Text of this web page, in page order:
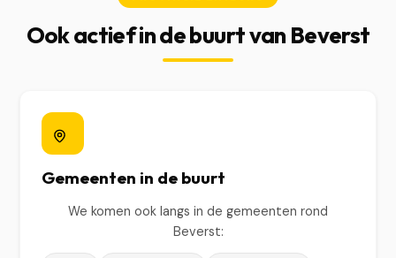
Ook actief in de buurt van Beverst
Gemeenten in de buurt
We komen ook langs in de gemeenten rond
Beverst: